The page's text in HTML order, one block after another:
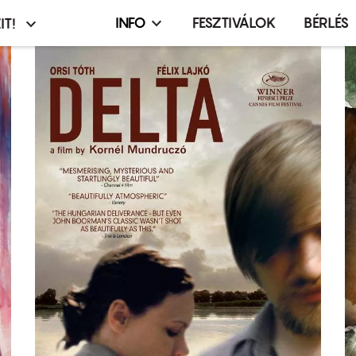
Infó,
esemény,
terembérlés
menü
INFO FESZTIVÁLOK BÉRLÉS